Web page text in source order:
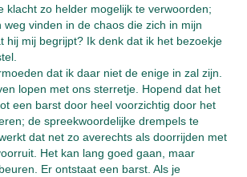
klacht zo helder mogelijk te verwoorden;
weg vinden in de chaos die zich in mijn
hij mij begrijpt? Ik denk dat ik het bezoekje
dat ik daar niet de enige in zal zijn.
lopen met ons sterretje. Hopend dat het
een barst door heel voorzichtig door het
de spreekwoordelijke drempels te
dat net zo averechts als doorrijden met
Het kan lang goed gaan, maar
Er ontstaat een barst. Als je